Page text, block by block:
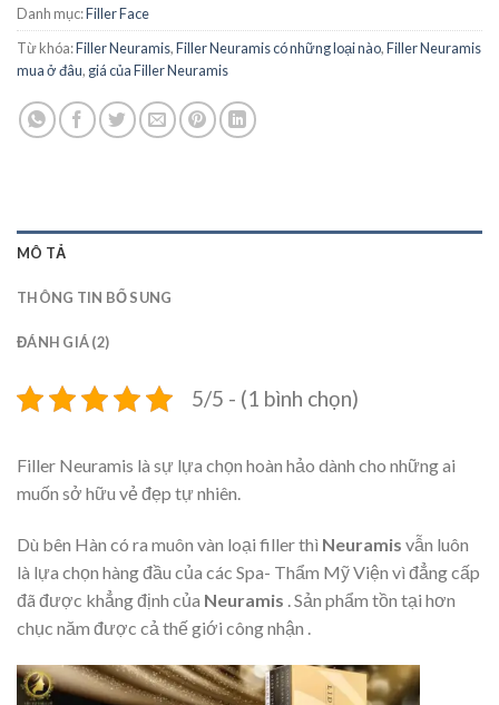
Danh mục:Filler Face
Từ khóa:Filler Neuramis,Filler Neuramis có những loại nào,Filler Neuramis
mua ở đâu, giá của Filler Neuramis
MÔ TẢ
THÔNG TIN BỔ SUNG
ĐÁNH GIÁ (2)
5/5 - (1 bình chọn)
Filler Neuramis là sự lựa chọn hoàn hảo dành cho những ai
muốn sở hữu vẻ đẹp tự nhiên.
Dù bên Hàn có ra muôn vàn loại filler thì Neuramis vẫn luôn
là lựa chọn hàng đầu của các Spa- Thẩm Mỹ Viện vì đẳng cấp
đã được khẳng định của Neuramis . Sản phẩm tồn tại hơn
chục năm được cả thế giới công nhận .